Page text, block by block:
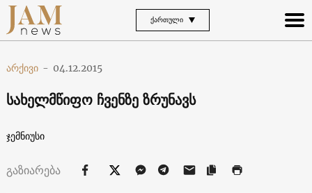
ᲥᲐᲠᲗᲣᲚᲘ
არქივი - 04.12.2015
სახელმწიფო ჩვენზე ზრუნავს
ჯემნიუსი
გაზიარება